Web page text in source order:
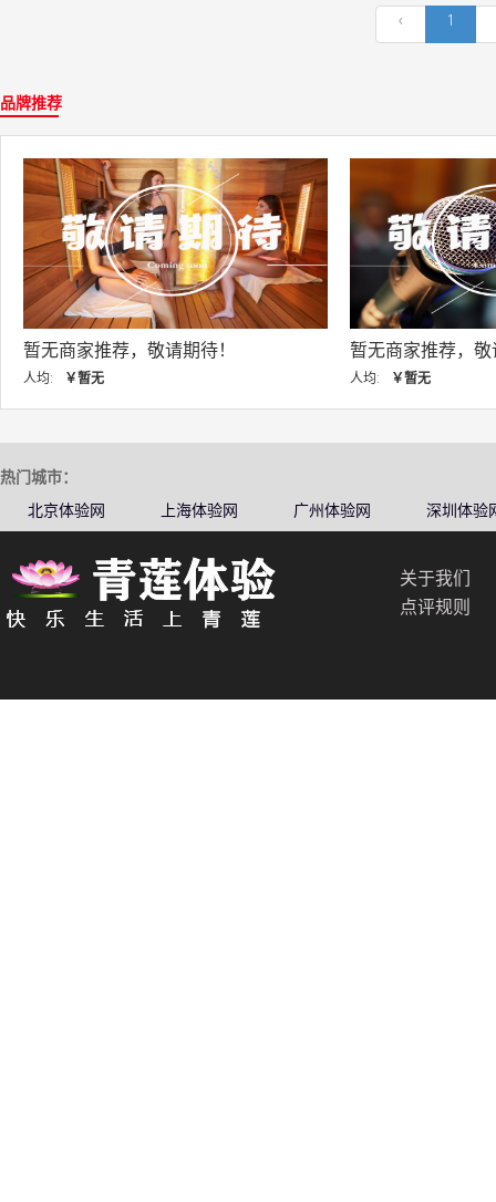
‹ 1
品牌推荐
推荐，敬请期待！
暂无
暂无商家推荐，敬请期待！
￥暂无
热门城市：
北京体验网
上海体验网 广州体验网 深圳体验
关于我们
点评规则